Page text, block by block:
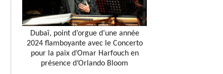
Dubaï, point d’orgue d’une année
2024 flamboyante avec le Concerto
pour la paix d’Omar Harfouch en
présence d’Orlando Bloom